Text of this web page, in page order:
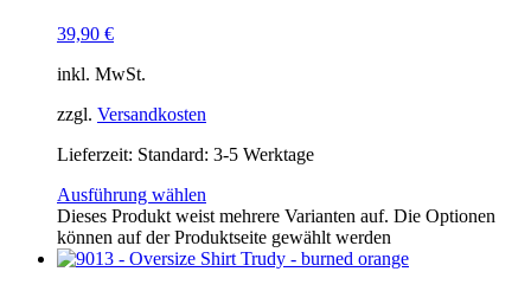
39,90 €
inkl. MwSt.
zzgl. Versandkosten
Lieferzeit: Standard: 3-5 Werktage
Ausführung wählen
Dieses Produkt weist mehrere Varianten auf. Die Optionen
können auf der Produktseite gewählt werden